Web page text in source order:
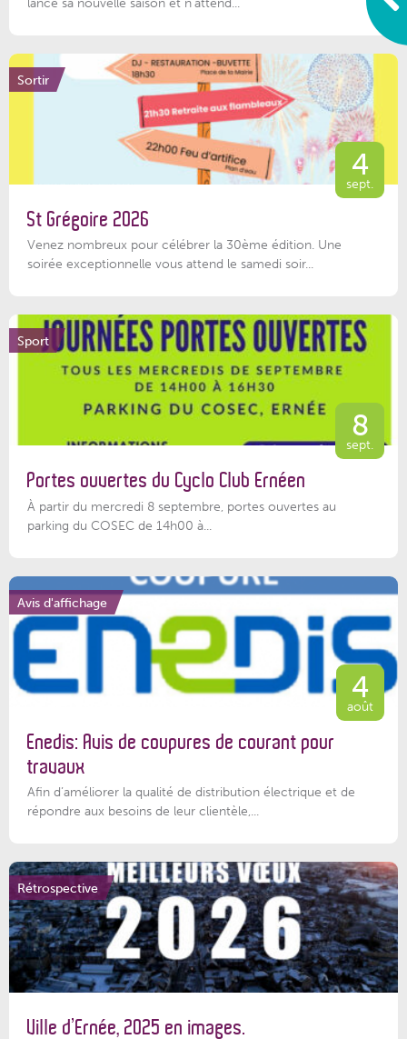
Sortir
4
sept.
St Grégoire 2026
Venez nombreux pour célébrer la 30ème édition. Une
soirée exceptionnelle vous attend le samedi soir...
Sport
8
sept.
Portes ouvertes du Cyclo Club Ernéen
À partir du mercredi 8 septembre, portes ouvertes au
parking du COSEC de 14h00 à...
Avis d'affichage
4
août
Enedis: Avis de coupures de courant pour
travaux
Afin d’améliorer la qualité de distribution électrique et de
répondre aux besoins de leur clientèle,...
Rétrospective
Ville d’Ernée, 2025 en images.